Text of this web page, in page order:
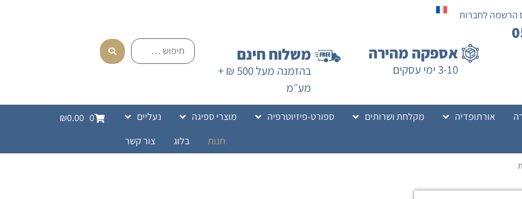
הרשמה לחברות
אספקה מהירה
3-10 ימי עסקים
משלוח חינם
בהזמנה מעל 500 ₪ +
מע״מ
אורתופדיה מקלחת ושרותים ספורט-פיזיוטרפיה מוצרי ספיגה
נעליים
חנות
בלוג צור קשר
0
₪0.00